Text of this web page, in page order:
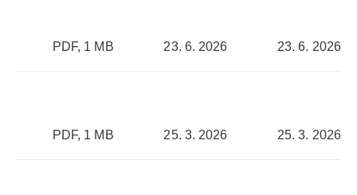
PDF, 1 MB 23. 6. 2026 23. 6. 2026
PDF, 1 MB 25. 3. 2026 25. 3. 2026